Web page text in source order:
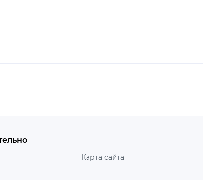
Карта сайта